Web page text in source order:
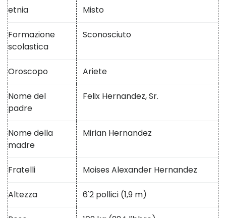
etnia Misto
Formazione
scolastica
Sconosciuto
Oroscopo Ariete
Nome del
padre
Felix Hernandez, Sr.
Nome della
madre
Mirian Hernandez
Fratelli Moises Alexander Hernandez
Altezza 6'2 pollici (1,9 m)